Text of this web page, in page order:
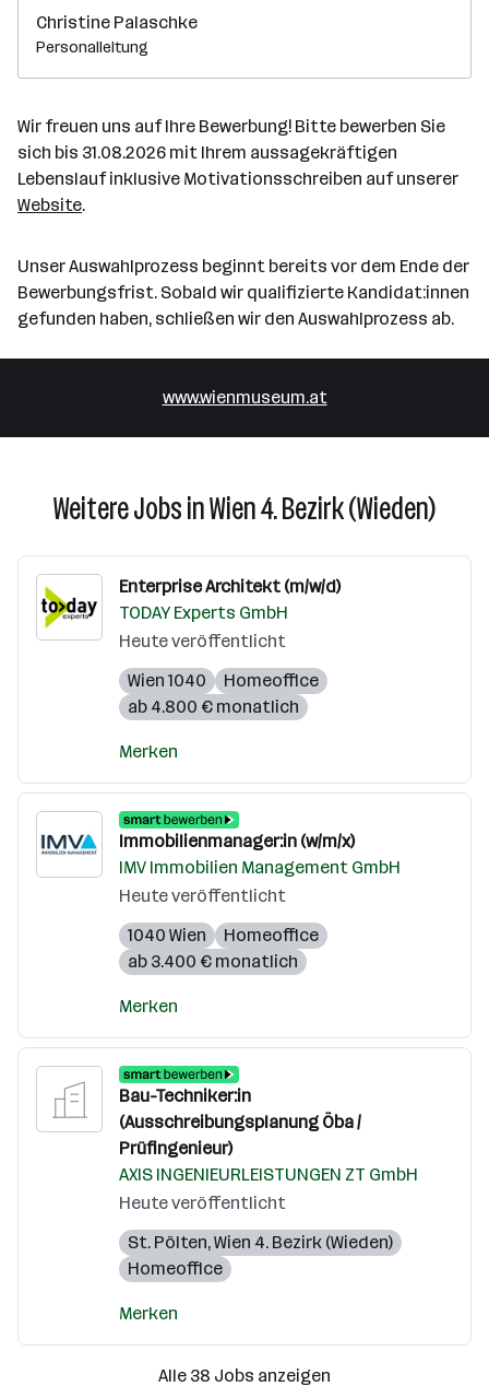
Christine Palaschke
Personalleitung
Wir freuen uns auf Ihre Bewerbung! Bitte bewerben Sie
sich bis 31.08.2026 mit Ihrem aussagekräftigen
Lebenslauf inklusive Motivationsschreiben auf unserer
Website.
Unser Auswahlprozess beginnt bereits vor dem Ende der
Bewerbungsfrist. Sobald wir qualifizierte Kandidat:innen
gefunden haben, schließen wir den Auswahlprozess ab.
www.wienmuseum.at
Weitere Jobs in Wien 4. Bezirk (Wieden)
Enterprise Architekt (m/w/d)
TODAY Experts GmbH
Heute veröffentlicht
Wien 1040
Homeoffice
ab 4.800 € monatlich
Merken
Immobilienmanager:in (w/m/x)
IMV Immobilien Management GmbH
Heute veröffentlicht
1040 Wien
Homeoffice
ab 3.400 € monatlich
Merken
Bau-Techniker:in
(Ausschreibungsplanung Öba /
Prüfingenieur)
AXIS INGENIEURLEISTUNGEN ZT GmbH
Heute veröffentlicht
St. Pölten,Wien 4. Bezirk (Wieden)
Homeoffice
Merken
Alle 38 Jobs anzeigen